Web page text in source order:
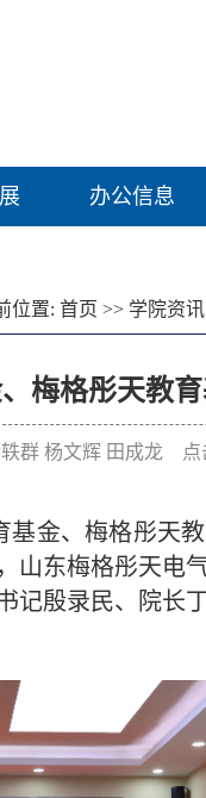
办公信息
位置: 首页 >> 学院资讯
梅格彤天教
轶群 杨文辉 田成龙 点
金、梅格彤天
山东梅格彤天电
记殷录民、院长